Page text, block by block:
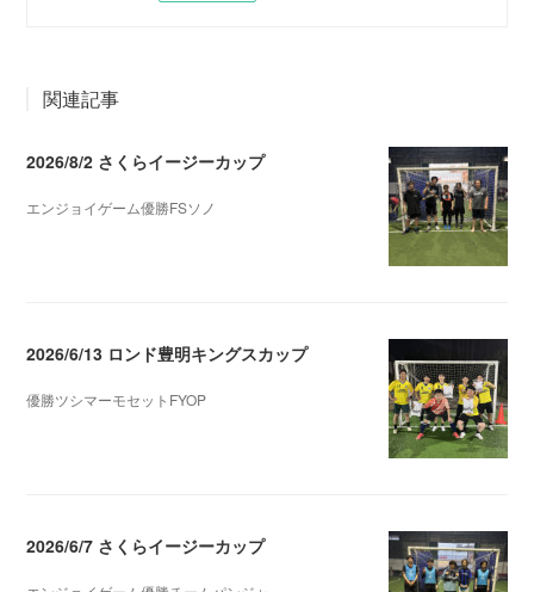
関連記事
2026/8/2 さくらイージーカップ
エンジョイゲーム優勝FSソノ
2026/6/13 ロンド豊明キングスカップ
優勝ツシマーモセットFYOP
2026/6/7 さくらイージーカップ